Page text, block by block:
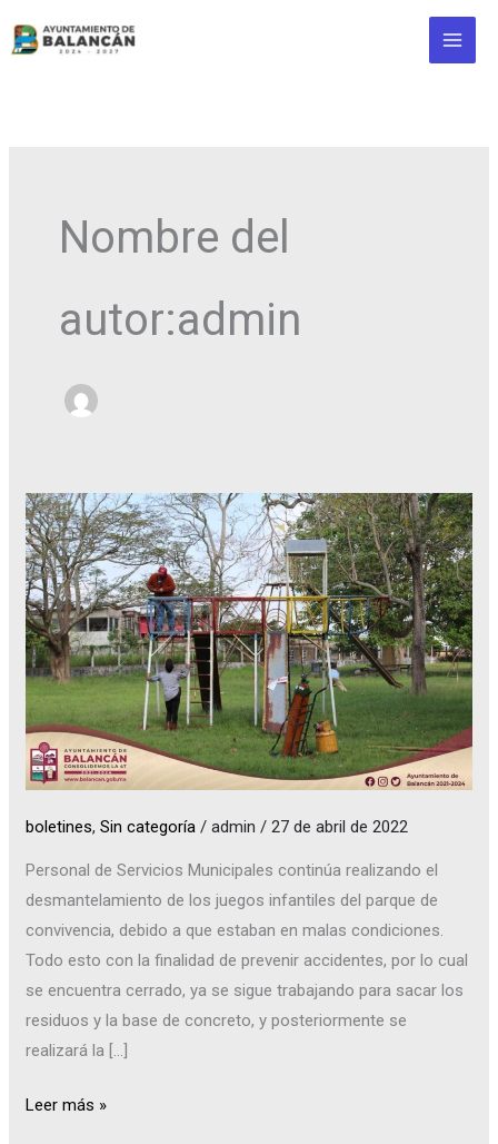
Nombre del
autor:admin
boletines,Sin categoría /admin/27 de abril de 2022
Personal de Servicios Municipales continúa realizando el
desmantelamiento de los juegos infantiles del parque de
convivencia, debido a que estaban en malas condiciones.
Todo esto con la finalidad de prevenir accidentes, por lo cual
se encuentra cerrado, ya se sigue trabajando para sacar los
residuos y la base de concreto, y posteriormente se
realizará la […]
Leer más »